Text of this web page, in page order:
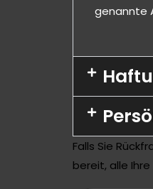
genannte
Falls Sie
bereit, alle